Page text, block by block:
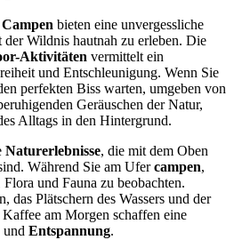
Campen bieten eine unvergessliche
Wildnis hautnah zu erleben. Die
Aktivitäten vermittelt ein
und Entschleunigung. Wenn Sie
perfekten Biss warten, umgeben von
Geräuschen der Natur,
Alltags in den Hintergrund.
Naturerlebnisse, die mit dem Oben
Während Sie am Ufercampen,
und Fauna zu beobachten.
das Plätschern des Wassers und der
am Morgen schaffen eine
und Entspannung.